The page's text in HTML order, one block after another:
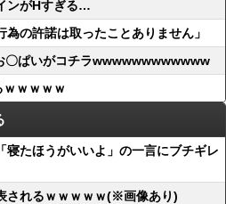
ンがHすぎる…
為の許諾は取ったことありません」
〇ぱいがコチラwwwwwwwwwwww
ｗｗｗｗｗ
寝たほうがいいよ」の一言にブチギレ
されるｗｗｗｗｗ(※画像あり)